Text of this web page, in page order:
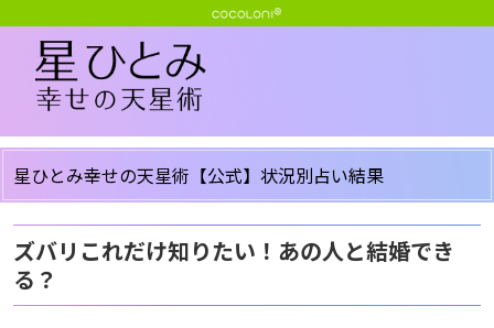
星ひとみ幸せの天星術【公式】状況別占い結果
ズバリこれだけ知りたい！あの人と結婚でき
る？